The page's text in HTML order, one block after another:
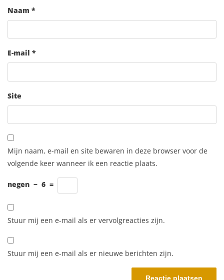
Naam *
E-mail *
Site
Mijn naam, e-mail en site bewaren in deze browser voor de
volgende keer wanneer ik een reactie plaats.
negen − 6 =
Stuur mij een e-mail als er vervolgreacties zijn.
Stuur mij een e-mail als er nieuwe berichten zijn.